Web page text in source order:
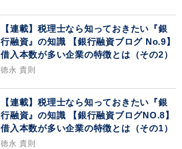
【連載】税理士なら知っておきたい『銀
行融資』の知識 【銀行融資ブログ No.9】
借入本数が多い企業の特徴とは（その2）
徳永 貴則
【連載】税理士なら知っておきたい『銀
行融資』の知識 【銀行融資ブログNO.8】
借入本数が多い企業の特徴とは（その1）
徳永 貴則